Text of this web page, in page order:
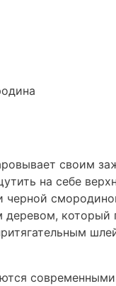
своим
на себе
черной